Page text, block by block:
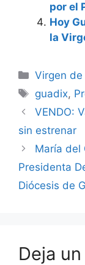
por el
Hoy
la
Virgen
Etiquetas
guadix,
VENDO:
sin estrenar
María del
Presidenta
Diócesis de
Deja